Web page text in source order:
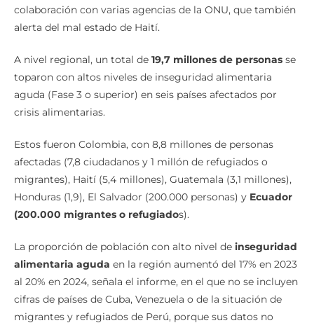
colaboración con varias agencias de la ONU, que también
alerta del mal estado de Haití.
A nivel regional, un total de 19,7 millones de personas se
toparon con altos niveles de inseguridad alimentaria
aguda (Fase 3 o superior) en seis países afectados por
crisis alimentarias.
Estos fueron Colombia, con 8,8 millones de personas
afectadas (7,8 ciudadanos y 1 millón de refugiados o
migrantes), Haití (5,4 millones), Guatemala (3,1 millones),
Honduras (1,9), El Salvador (200.000 personas) y Ecuador
(200.000 migrantes o refugiados).
La proporción de población con alto nivel de inseguridad
alimentaria aguda en la región aumentó del 17% en 2023
al 20% en 2024, señala el informe, en el que no se incluyen
cifras de países de Cuba, Venezuela o de la situación de
migrantes y refugiados de Perú, porque sus datos no